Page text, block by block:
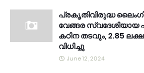
പ്രകൃതിവിരുദ്ധ
വേങ്ങര സ്വദേശിയായ
കഠിന തടവും, 2.85
വിധിച്ചു
June 12, 2024